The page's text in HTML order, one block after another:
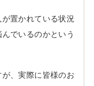
置かれている状況
でいるのかという
、実際に皆様のお